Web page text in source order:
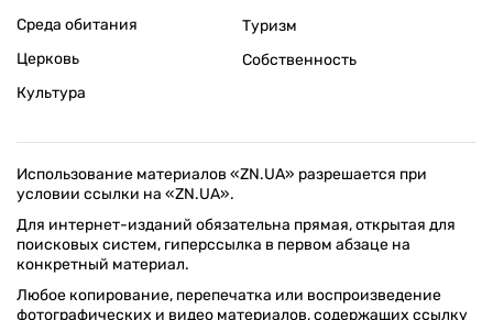
Среда обитания
Церковь
Культура
Туризм
Собственность
Использование материалов «ZN.UA» разрешается при
условии ссылки на «ZN.UA».
Для интернет-изданий обязательна прямая, открытая для
поисковых систем, гиперссылка в первом абзаце на
конкретный материал.
Любое копирование, перепечатка или воспроизведение
фотографических и видео материалов, содержащих ссылку